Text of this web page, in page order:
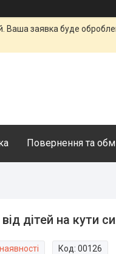
Ваша заявка буде
Повернення та
дітей на кути
Код:00126